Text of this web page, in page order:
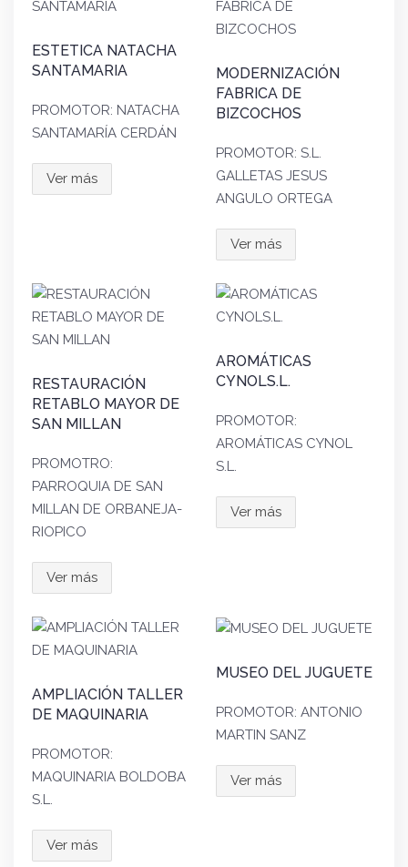
ESTETICA NATACHA
SANTAMARIA
PROMOTOR: NATACHA
SANTAMARÍA CERDÁN
Ver más
MODERNIZACIÓN
FABRICA DE
BIZCOCHOS
PROMOTOR: S.L.
GALLETAS JESUS
ANGULO ORTEGA
Ver más
RESTAURACIÓN
RETABLO MAYOR DE
SAN MILLAN
PROMOTRO:
PARROQUIA DE SAN
MILLAN DE ORBANEJA-
RIOPICO
Ver más
AROMÁTICAS
CYNOLS.L.
PROMOTOR:
AROMÁTICAS CYNOL
S.L.
Ver más
AMPLIACIÓN TALLER
DE MAQUINARIA
PROMOTOR:
MAQUINARIA BOLDOBA
S.L.
Ver más
MUSEO DEL JUGUETE
PROMOTOR: ANTONIO
MARTIN SANZ
Ver más